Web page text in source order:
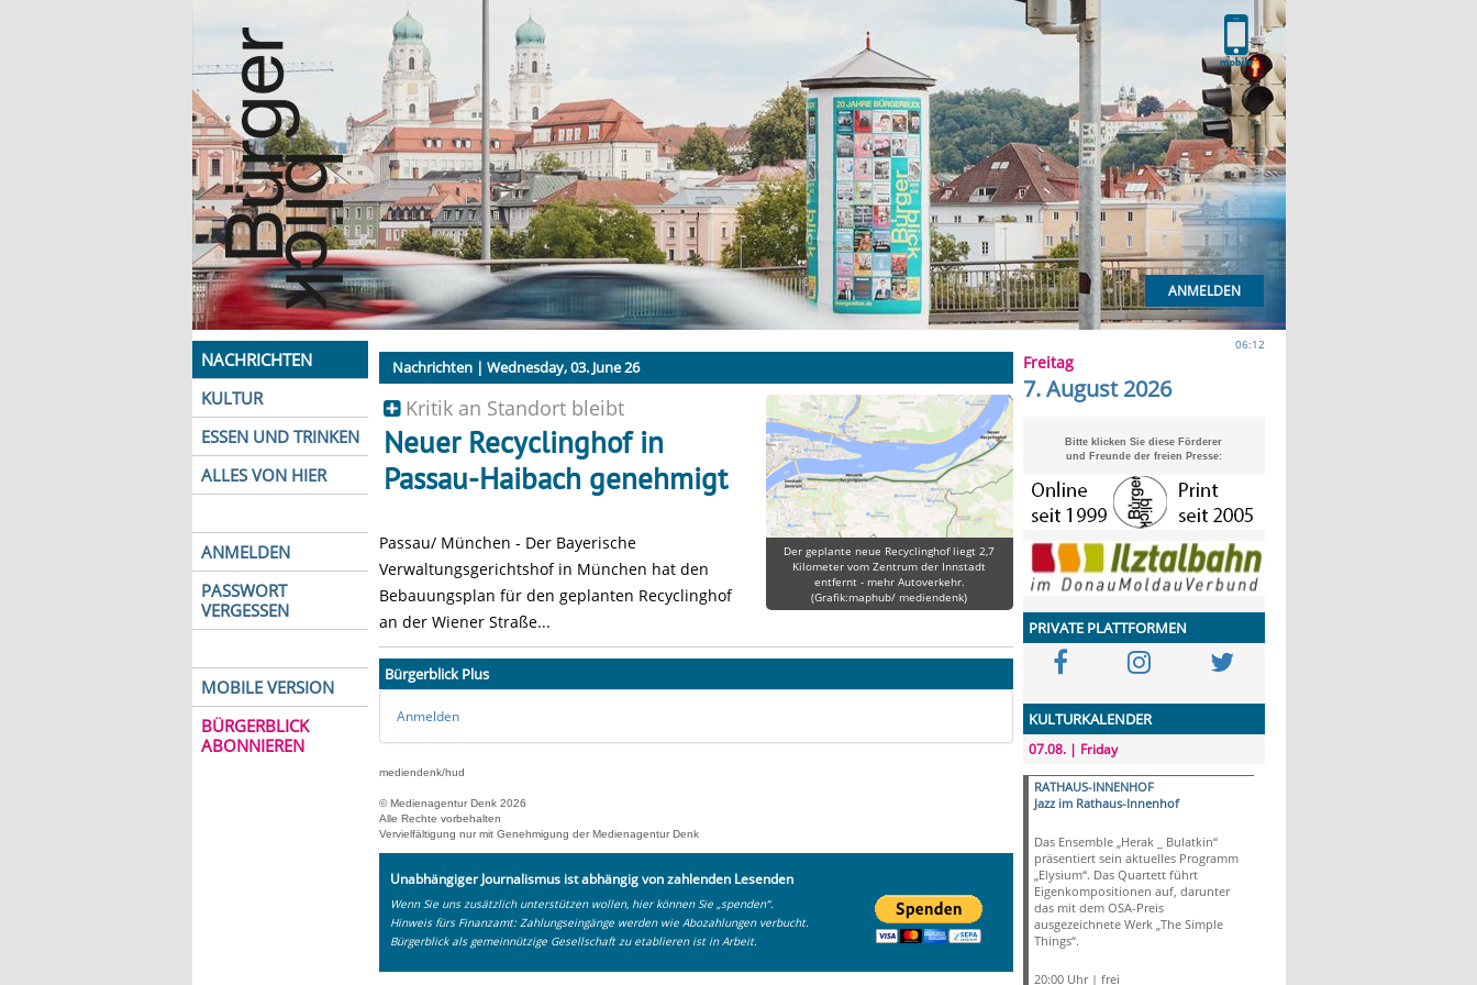
ANMELDEN
NACHRICHTEN
KULTUR
ESSEN UND TRINKEN
ALLES VON HIER
ANMELDEN
PASSWORT
VERGESSEN
MOBILE VERSION
BÜRGERBLICK
ABONNIEREN
Nachrichten| Wednesday, 03. June 26
Der geplante neue Recyclinghof liegt 2,7
Kilometer vom Zentrum der Innstadt
entfernt - mehr Autoverkehr.
(Grafik:maphub/ mediendenk)
Kritik an Standort bleibt
Neuer Recyclinghof in
Passau-Haibach genehmigt
Passau/ München - Der Bayerische
Verwaltungsgerichtshof in München hat den
Bebauungsplan für den geplanten Recyclinghof
an der Wiener Straße...
Bürgerblick Plus
Anmelden
mediendenk/hud
© Medienagentur Denk 2026
Alle Rechte vorbehalten
Vervielfältigung nur mit Genehmigung der Medienagentur Denk
Unabhängiger Journalismus ist abhängig von zahlenden Lesenden
Wenn Sie uns zusätzlich unterstützen wollen, hier können Sie „spenden“.
Hinweis fürs Finanzamt: Zahlungseingänge werden wie Abozahlungen verbucht.
Bürgerblick als gemeinnützige Gesellschaft zu etablieren ist in Arbeit.
06:12
Freitag
7. August 2026
Bitte klicken Sie diese Förderer
und Freunde der freien Presse:
PRIVATE PLATTFORMEN
KULTURKALENDER
07.08. | Friday
RATHAUS-INNENHOF
Jazz im Rathaus-Innenhof
Das Ensemble „Herak _ Bulatkin“
präsentiert sein aktuelles Programm
„Elysium“. Das Quartett führt
Eigenkompositionen auf, darunter
das mit dem OSA-Preis
ausgezeichnete Werk „The Simple
Things“.
20:00 Uhr | frei